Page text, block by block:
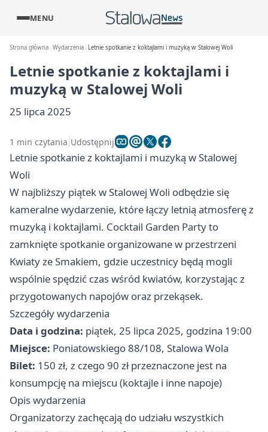
MENU
Strona główna Wydarzenia Letnie spotkanie z koktajlami i muzyką w Stalowej Woli
Letnie spotkanie z koktajlami i
muzyką w Stalowej Woli
25 lipca 2025
1 min czytania Udostępnij
Letnie spotkanie z koktajlami i muzyką w Stalowej
Woli
W najbliższy piątek w Stalowej Woli odbędzie się
kameralne wydarzenie, które łączy letnią atmosferę z
muzyką i koktajlami. Cocktail Garden Party to
zamknięte spotkanie organizowane w przestrzeni
Kwiaty ze Smakiem, gdzie uczestnicy będą mogli
wspólnie spędzić czas wśród kwiatów, korzystając z
przygotowanych napojów oraz przekąsek.
Szczegóły wydarzenia
Data i godzina: piątek, 25 lipca 2025, godzina 19:00
Miejsce: Poniatowskiego 88/108, Stalowa Wola
Bilet: 150 zł, z czego 90 zł przeznaczone jest na
konsumpcję na miejscu (koktajle i inne napoje)
Opis wydarzenia
Organizatorzy zachęcają do udziału wszystkich